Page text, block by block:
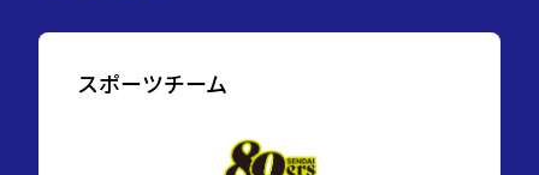
スポーツチーム